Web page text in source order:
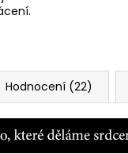
Hodnocení (22)